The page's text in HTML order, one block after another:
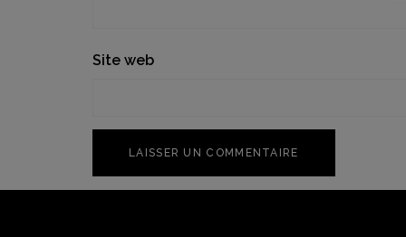
Site web